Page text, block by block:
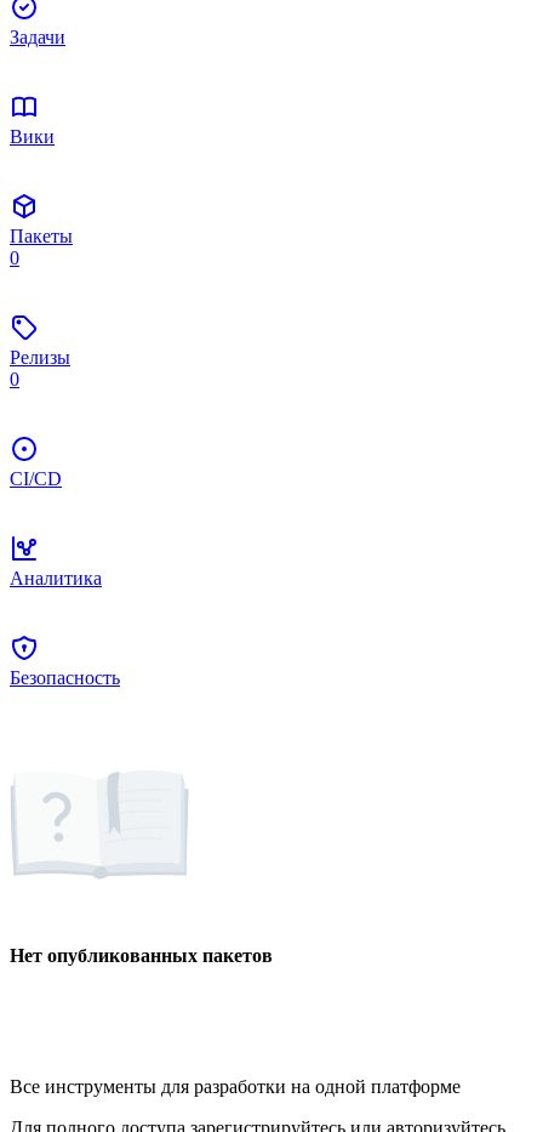
Задачи
Вики
Пакеты
0
Релизы
0
CI/CD
Аналитика
Безопасность
Нет опубликованных пакетов
Все инструменты для разработки на одной платформе
Для полного доступа зарегистрируйтесь или авторизуйтесь